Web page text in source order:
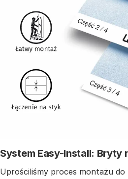
System Easy-Install: Bryty
Uprościliśmy proces montażu do